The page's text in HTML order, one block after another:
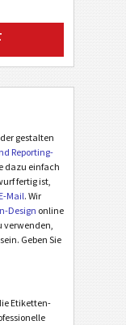
gestalten
Reporting-
dazu einfach
fertig ist,
E-Mail. Wir
Design online
verwenden,
Geben Sie
Etiketten-